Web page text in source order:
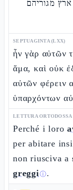
מגוריהם
SEPTUAGINTA (LXX)
ἦν γὰρ αὐτῶν
ἅμα, καὶ οὐκ
αὐτῶν φέρειν
ὑπαρχόντων
LETTURA ORTODOSSA
Perché i loro
per abitare
non riusciva a
greggiⓘ.